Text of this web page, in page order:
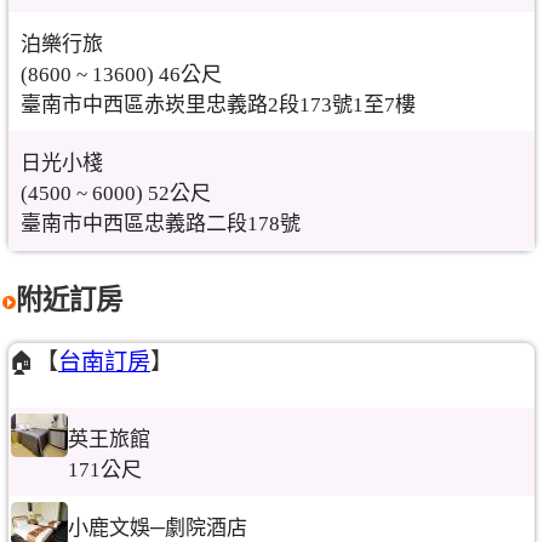
泊樂行旅
(8600 ~ 13600) 46公尺
臺南市中西區赤崁里忠義路2段173號1至7樓
日光小棧
(4500 ~ 6000) 52公尺
臺南市中西區忠義路二段178號
附近訂房
🏠【台南訂房】
英王旅館
171公尺
小鹿文娛─劇院酒店